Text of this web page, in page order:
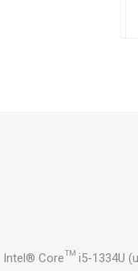
Intel® Core™ i5-1334U